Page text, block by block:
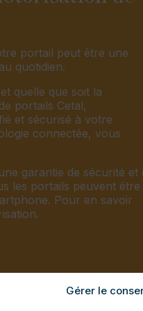
Gérer le
portail peut être une
quotidien.
quelle que soit la
portails Cetal,
et sécurisé à votre
connectée, vous
garantie de sécurité et
les portails peuvent être
Pour en savoir